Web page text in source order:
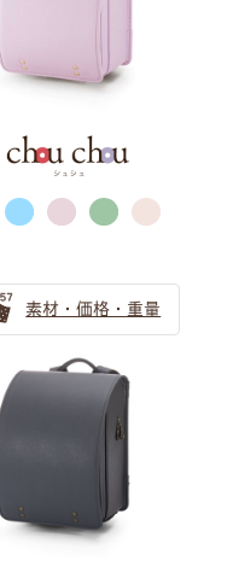
サックス（水色）
ブラック
素材・価格・重量